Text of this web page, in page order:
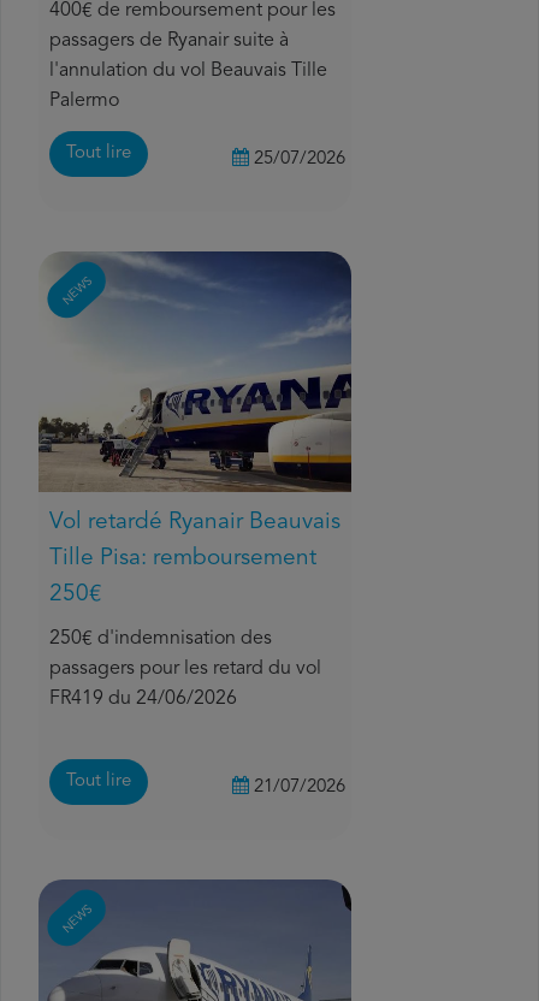
400€ de remboursement pour les
passagers de Ryanair suite à
l'annulation du vol Beauvais Tille
Palermo
Tout lire 25/07/2026
NEWS
Vol retardé Ryanair Beauvais
Tille Pisa: remboursement
250€
250€ d'indemnisation des
passagers pour les retard du vol
FR419 du 24/06/2026
Tout lire 21/07/2026
NEWS